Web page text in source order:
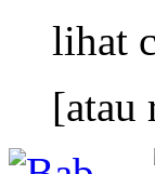
lihat
[atau